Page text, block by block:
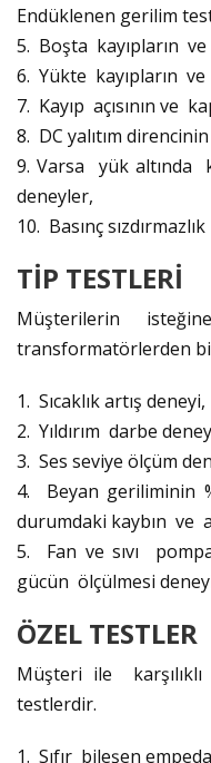
Endüklenen gerilim
5. Boşta kayıpların
6. Yükte kayıpların
7. Kayıp açısının ve
8. DC yalıtım
9. Varsa yük altında
deneyler,
10. Basınç
TİP TESTLERİ
Müşterilerin
transformatörlerden
1. Sıcaklık artış deneyi,
2. Yıldırım darbe
3. Ses seviye ölçüm
4. Beyan geriliminin
durumdaki kaybın ve
5. Fan ve sıvı
gücün ölçülmesi
ÖZEL TESTLER
Müşteri ile
testlerdir.
1. Sıfır bileşen